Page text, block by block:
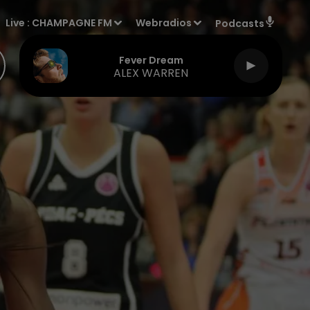
Live : CHAMPAGNE FM Webradios Podcasts
Fever Dream
ALEX WARREN